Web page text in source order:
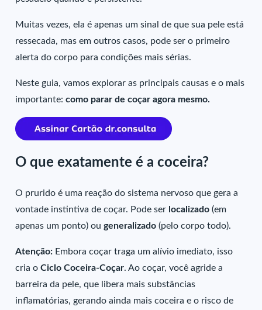
Muitas vezes, ela é apenas um sinal de que sua pele está
ressecada, mas em outros casos, pode ser o primeiro
alerta do corpo para condições mais sérias.
Neste guia, vamos explorar as principais causas e o mais
importante:como parar de coçar agora mesmo.
O que exatamente é a coceira?
O prurido é uma reação do sistema nervoso que gera a
vontade instintiva de coçar. Pode ser localizado (em
apenas um ponto) ougeneralizado (pelo corpo todo).
Atenção: Embora coçar traga um alívio imediato, isso
cria oCiclo Coceira-Coçar. Ao coçar, você agride a
barreira da pele, que libera mais substâncias
inflamatórias, gerando ainda mais coceira e o risco de